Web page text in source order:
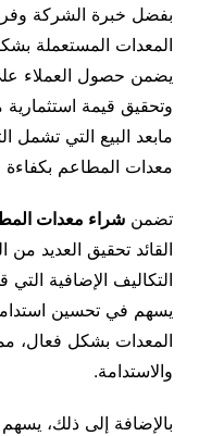
بفضل خبرة الشركة
المعدات المستعملة
يضمن حصول العملاء
وتحقيق قيمة
مابعد البيع التي تشمل
معدات المطاعم بكفاءة
تضمن شراء معدات
القائد تحقيق العديد من
التكاليف الإضافية
يسهم في تحسين
المعدات بشكل فعال،
والاستدامة.
بالإضافة إلى ذلك، يسهم